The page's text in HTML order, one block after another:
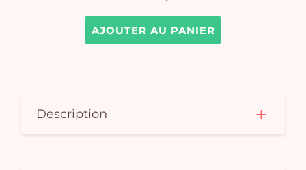
AJOUTER AU PANIER
Description